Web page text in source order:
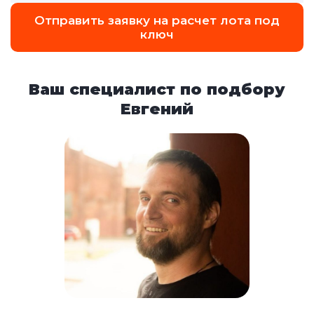
Отправить заявку на расчет лота под
ключ
Ваш специалист по подбору
Евгений